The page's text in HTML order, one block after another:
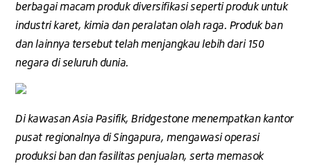
berbagai macam produk diversifikasi seperti produk untuk
industri karet, kimia dan peralatan olah raga. Produk ban
dan lainnya tersebut telah menjangkau lebih dari 150
negara di seluruh dunia.
Di kawasan Asia Pasifik, Bridgestone menempatkan kantor
pusat regionalnya di Singapura, mengawasi operasi
produksi ban dan fasilitas penjualan, serta memasok